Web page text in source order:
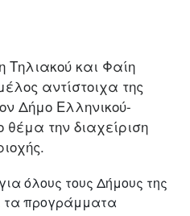
Τηλιακού και Φαίη
αντίστοιχα της
Δήμο Ελληνικού-
την διαχείριση
όλους τους Δήμους της
τα προγράμματα